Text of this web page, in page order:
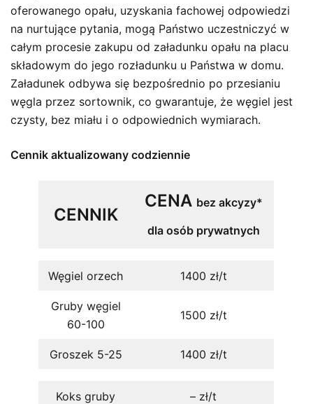
oferowanego opału, uzyskania fachowej odpowiedzi
na nurtujące pytania, mogą Państwo uczestniczyć w
całym procesie zakupu od załadunku opału na placu
składowym do jego rozładunku u Państwa w domu.
Załadunek odbywa się bezpośrednio po przesianiu
węgla przez sortownik, co gwarantuje, że węgiel jest
czysty, bez miału i o odpowiednich wymiarach.
Cennik aktualizowany codziennie
CENNIK
CENA bez akcyzy*
dla osób prywatnych
Węgiel orzech 1400 zł/t
Gruby węgiel
60-100
1500 zł/t
Groszek 5-25 1400 zł/t
Koks gruby – zł/t